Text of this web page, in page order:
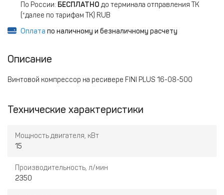
По России: БЕСПЛАТНО до терминала отправления ТК
(*далее по тарифам ТК) RUB
Оплата по наличному и безналичному расчету
Описание
Винтовой компрессор на ресивере FINI PLUS 16-08-500
Технические характеристики
Мощность двигателя, кВт
15
Производительность, л/мин
2350